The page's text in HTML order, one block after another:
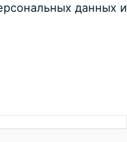
данных и